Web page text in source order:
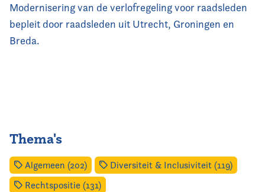
Modernisering van de verlofregeling voor raadsleden
bepleit door raadsleden uit Utrecht, Groningen en
Breda.
Thema's
Algemeen (202)
Diversiteit & Inclusiviteit (119)
Rechtspositie (131)